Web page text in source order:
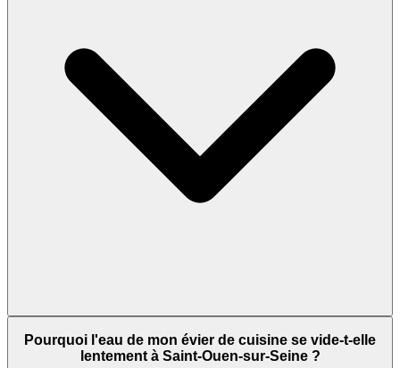
Pourquoi l'eau de mon évier de cuisine se vide-t-elle
lentement à Saint-Ouen-sur-Seine ?